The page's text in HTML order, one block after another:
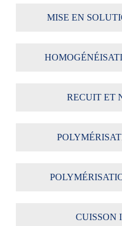
MISE EN
RECUIT ET
CUISSON